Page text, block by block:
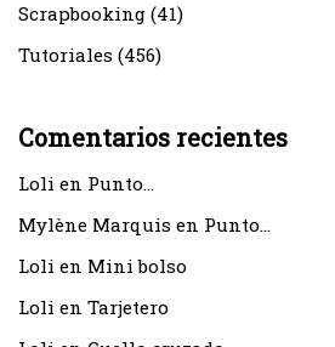
Scrapbooking (41)
Tutoriales (456)
Comentarios recientes
Loli en Punto…
Mylène Marquis en Punto…
Loli en Mini bolso
Loli en Tarjetero